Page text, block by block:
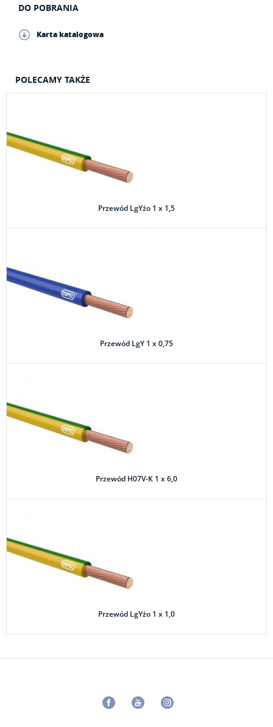
DO POBRANIA
Karta katalogowa
POLECAMY TAKŻE
Przewód LgYżo 1 x 1,5
Przewód LgY 1 x 0,75
Przewód H07V-K 1 x 6,0
Przewód LgYżo 1 x 1,0
Instagram